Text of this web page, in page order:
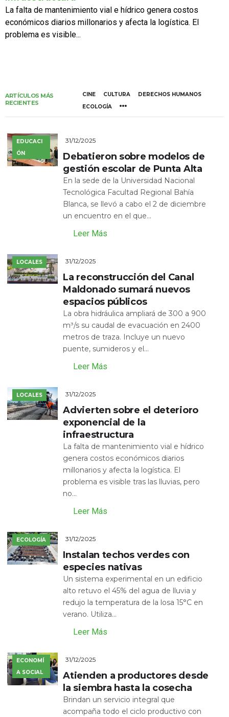
La falta de mantenimiento vial e hídrico genera costos
económicos diarios millonarios y afecta la logística. El
problema es visible...
ARTÍCULOS MÁS
RECIENTES
CINE CULTURA
DERECHOS HUMANOS
ECOLOGÍA
EDUCACI
ÓN
31/12/2025
Debatieron sobre modelos de
gestión escolar de Punta Alta
En la sede de la Universidad Nacional
Tecnológica Facultad Regional Bahía
Blanca, se llevó a cabo el 2 de diciembre
un encuentro en el que...
Leer Más
LOCALES 31/12/2025
La reconstrucción del Canal
Maldonado sumará nuevos
espacios públicos
La obra hidráulica ampliará de 300 a 900
m³/s su caudal de evacuación en 2400
metros de traza. Incluye un nuevo
puente, sumideros y el...
Leer Más
LOCALES 31/12/2025
Advierten sobre el deterioro
exponencial de la
infraestructura
La falta de mantenimiento vial e hídrico
genera costos económicos diarios
millonarios y afecta la logística. El
problema es visible tras las lluvias, pero
no...
Leer Más
ECOLOGÍA 31/12/2025
Instalan techos verdes con
especies nativas
Un sistema experimental en un edificio
alto retuvo el 45% del agua de lluvia y
redujo la temperatura de la losa 15°C en
verano. Utiliza...
Leer Más
ECONOMÍ
A SOCIAL
31/12/2025
Atienden a productores desde
la siembra hasta la cosecha
Brindan un servicio integral que
acompaña todo el ciclo productivo con